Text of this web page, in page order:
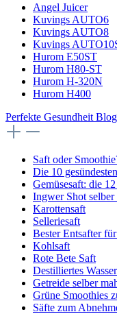
Angel Juicer
Kuvings AUTO6
Kuvings AUTO8
Kuvings
Hurom E50ST
Hurom H80-ST
Hurom H-320N
Hurom H400
Perfekte Gesundheit Blog
Saft oder
Die 10
Gemüsesaft: die
Ingwer Shot selber
Karottensaft
Selleriesaft
Bester Entsafter
Kohlsaft
Rote Bete Saft
Destilliertes
Getreide selber
Grüne Smoothies
Säfte zum